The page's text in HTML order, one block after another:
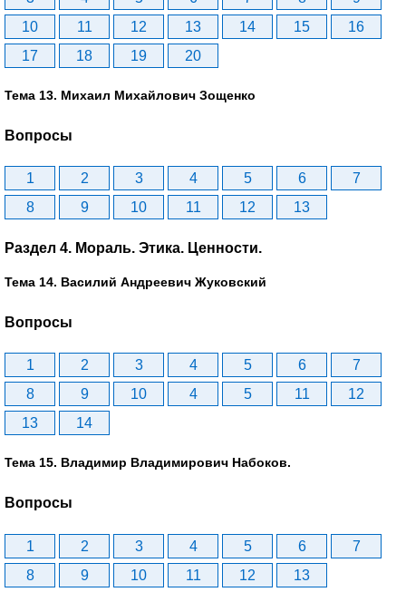
10
11 12 13 14 15
16
17
18 19 20
Тема 13. Михаил Михайлович Зощенко
Вопросы
1 2 3 4 5 6
7
8
9 10 11 12 13
Раздел 4. Мораль. Этика. Ценности.
Тема 14. Василий Андреевич Жуковский
Вопросы
1 2 3 4 5 6
7
8
9 10 4 5 11
12
13
14
Тема 15. Владимир Владимирович Набоков.
Вопросы
1 2 3 4 5 6
7
8
9 10 11 12 13